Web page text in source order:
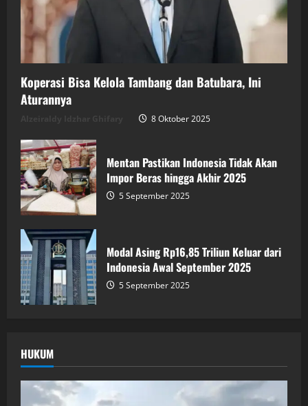
Koperasi Bisa Kelola Tambang dan Batubara, Ini
Aturannya
8 Oktober 2025
Mentan Pastikan Indonesia Tidak Akan
Impor Beras hingga Akhir 2025
5 September 2025
Modal Asing Rp16,85 Triliun Keluar dari
Indonesia Awal September 2025
5 September 2025
HUKUM